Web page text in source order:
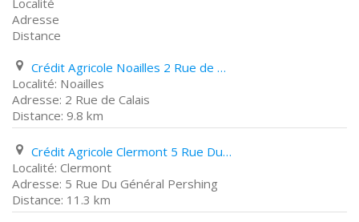
Localité
Adresse
Distance
Crédit Agricole Noailles 2 Rue de Calais
Noailles
2 Rue de Calais
9.8 km
Crédit Agricole Clermont 5 Rue Du Général Pershing
Clermont
5 Rue Du Général Pershing
11.3 km